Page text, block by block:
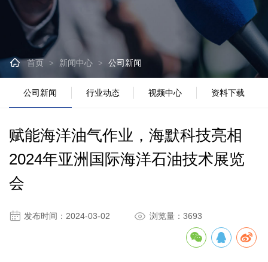
 首页 > 新闻中心 > 公司新闻
公司新闻 行业动态 视频中心 资料下载
赋能海洋油气作业，海默科技亮相
2024年亚洲国际海洋石油技术展览
会
 发布时间：2024-03-02  浏览量：3693